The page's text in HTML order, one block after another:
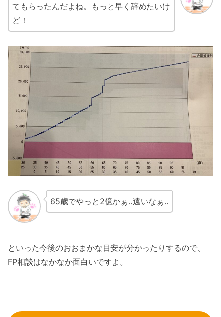
てもらったんだよね。もっと早く辞めたいけ
ど！
65歳でやっと2億かぁ‥遠いなぁ‥
といった今後のおおまかな目安が分かったりするので、
FP相談はなかなか面白いですよ。